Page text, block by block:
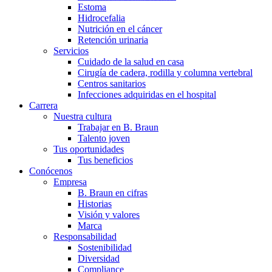
Estoma
Hidrocefalia
Nutrición en el cáncer
Retención urinaria
Servicios
Cuidado de la salud en casa
Cirugía de cadera, rodilla y columna vertebral
Centros sanitarios
Infecciones adquiridas en el hospital
Carrera
Nuestra cultura
Trabajar en B. Braun
Talento joven
Tus oportunidades
Tus beneficios
Conócenos
Empresa
B. Braun en cifras
Historias
Visión y valores
Marca
Responsabilidad
Sostenibilidad
Diversidad
Compliance